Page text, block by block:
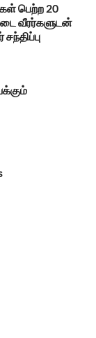
பெற்ற 20
வீரர்களுடன்